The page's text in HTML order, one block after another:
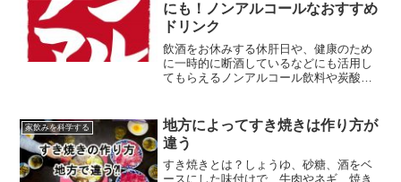
にも！ノンアルコールなおすすめ
ドリンク
飲酒をお休みする休肝日や、健康のため
に一時的に断酒しているなどにも活用し
てもらえるノンアルコール飲料や炭酸水
家飲みを科学する
地方によってすき焼きは作り方が
違う
すき焼きとは？しょうゆ、砂糖、酒をベ
ースにした味付けで、牛肉やネギ、焼き